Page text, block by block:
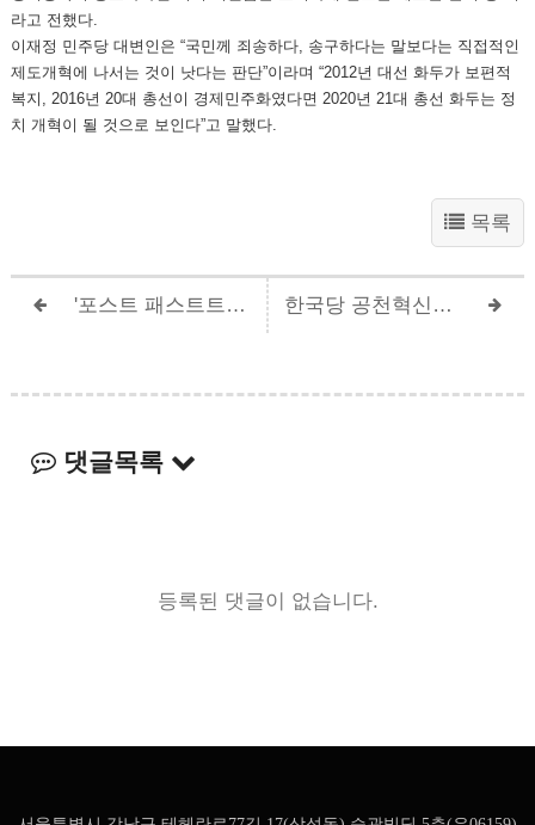
라고 전했다.
이재정 민주당 대변인은 “국민께 죄송하다, 송구하다는 말보다는 직접적인
제도개혁에 나서는 것이 낫다는 판단”이라며 “2012년 대선 화두가 보편적
복지, 2016년 20대 총선이 경제민주화였다면 2020년 21대 총선 화두는 정
치 개혁이 될 것으로 보인다”고 말했다.
목록
'포스트 패스트트랙'…새 정치개혁·사법개혁 특위 닻 올려 한국당 공천혁신안 만든 신상진 신정치특위장 인터뷰
댓글목록
등록된 댓글이 없습니다.